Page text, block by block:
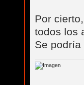
Por
todos los
Se